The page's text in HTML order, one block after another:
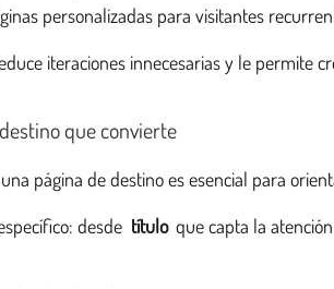
personalizadas para visitantes
iteraciones innecesarias y le permite
que convierte
página de destino es esencial para
desde título que capta la atención